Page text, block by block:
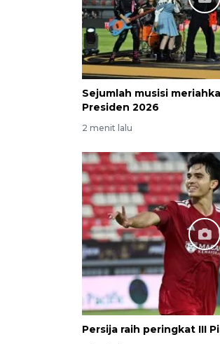
Sejumlah musisi
Presiden 2026
2 menit lalu
Persija raih peringkat III